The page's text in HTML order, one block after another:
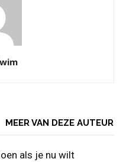
MEER VAN DEZE AUTEUR
als je nu wilt